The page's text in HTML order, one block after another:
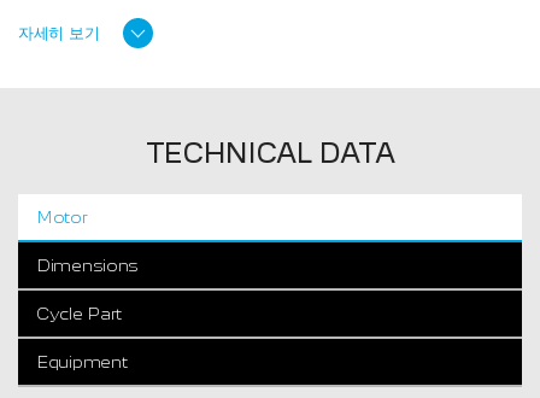
자세히 보기
TECHNICAL DATA
Motor
Dimensions
Cycle Part
Equipment